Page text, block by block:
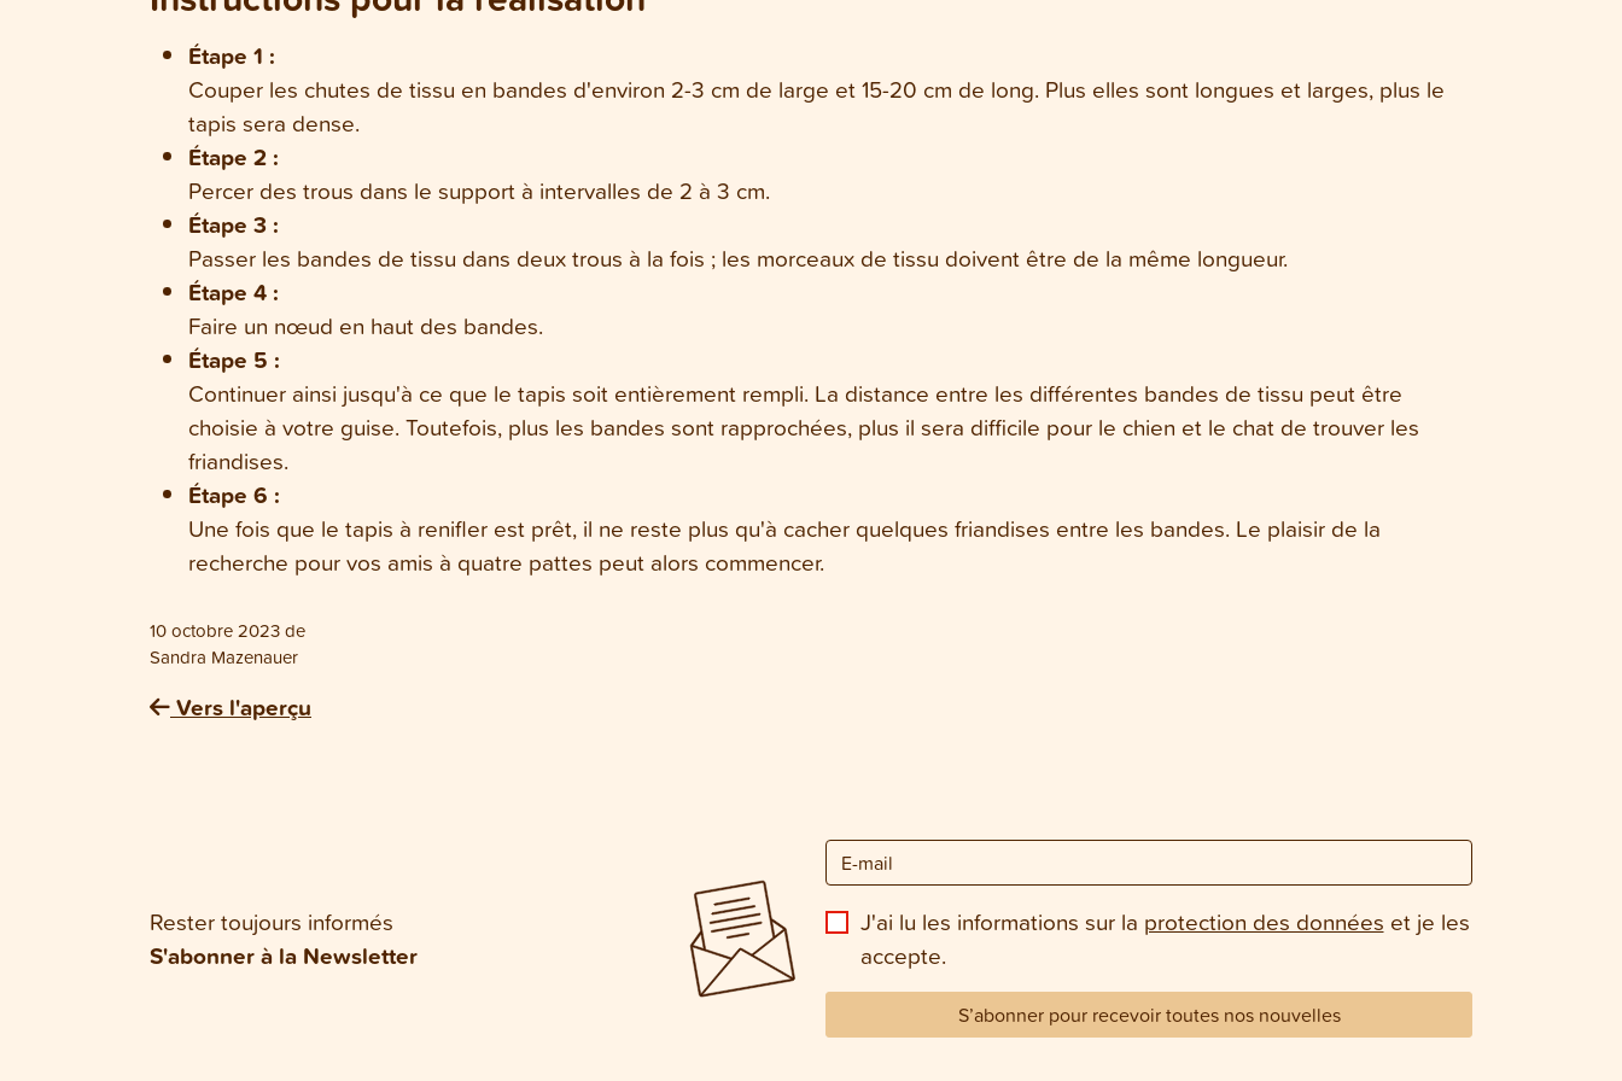
Étape 1 :
Couper les chutes de tissu en bandes d'environ 2-3 cm de large et 15-20 cm de long. Plus elles sont longues et larges, plus le
tapis sera dense.
Étape 2 :
Percer des trous dans le support à intervalles de 2 à 3 cm.
Étape 3 :
Passer les bandes de tissu dans deux trous à la fois ; les morceaux de tissu doivent être de la même longueur.
Étape 4 :
Faire un nœud en haut des bandes.
Étape 5 :
Continuer ainsi jusqu'à ce que le tapis soit entièrement rempli. La distance entre les différentes bandes de tissu peut être
choisie à votre guise. Toutefois, plus les bandes sont rapprochées, plus il sera difficile pour le chien et le chat de trouver les
friandises.
Étape 6 :
Une fois que le tapis à renifler est prêt, il ne reste plus qu'à cacher quelques friandises entre les bandes. Le plaisir de la
recherche pour vos amis à quatre pattes peut alors commencer.
10 octobre 2023de
Sandra Mazenauer
Vers l'aperçu
Rester toujours informés
S'abonner à la Newsletter
J'ai lu les informations sur la protection des données et je les
accepte.
S’abonner pour recevoir toutes nos nouvelles